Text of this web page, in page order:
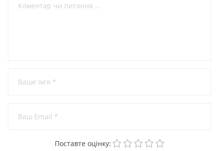
Поставте оцінку: 5
4
3
2
1